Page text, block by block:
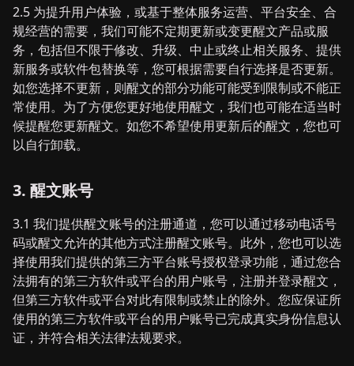
2.5 为提升用户体验，或基于整体服务运营、平台安全、合
规经营的需要，我们可能不定期更新或变更醒文产品或服
务，包括但不限于修改、升级、中止或终止相关服务、提供
新服务或软件包替换等，您可根据需要自行选择是否更新。
如您选择不更新，则醒文的部分功能可能受到限制或不能正
常使用。为了方便您更好地使用醒文，我们也可能在适当时
候提醒您更新醒文。如您不希望使用更新后的醒文，您也可
以自行卸载。
3. 醒文账号
3.1 我们提供醒文账号的注册通道，您可以通过移动电话号
码或醒文允许的其他方式注册醒文账号。此外，您也可以选
择使用我们提供的第三方平台账号授权登录功能，通过您合
法拥有的第三方软件或平台的用户账号，注册并登录醒文，
但第三方软件或平台对此有限制或禁止的除外。您应保证所
使用的第三方软件或平台的用户账号已完成真实身份信息认
证，并符合相关法律法规要求。